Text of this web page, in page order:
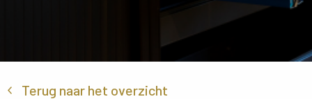
Terug naar het overzicht